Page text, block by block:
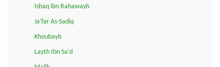
Ishaq ibn Rahawayh
Ja'far As-Sadiq
Khoubayb
Layth Ibn Sa'd